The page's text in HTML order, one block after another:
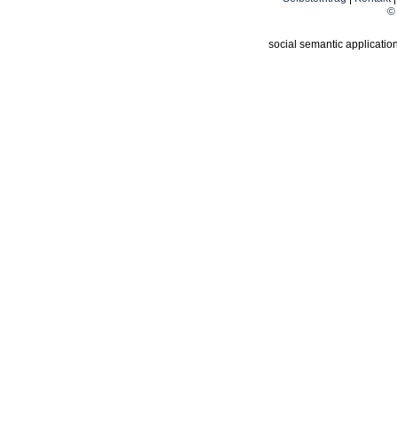
©
social semantic